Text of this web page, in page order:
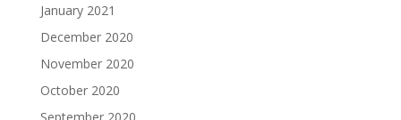
January 2021
December 2020
November 2020
October 2020